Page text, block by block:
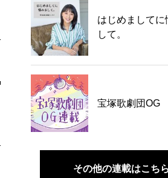
はじめましてに
して。
宝塚歌劇団OG
その他の連載はこちら